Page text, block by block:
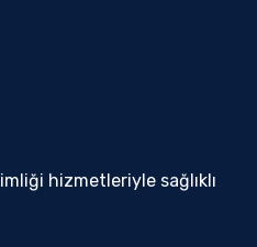
hizmetleriyle sağlıklı